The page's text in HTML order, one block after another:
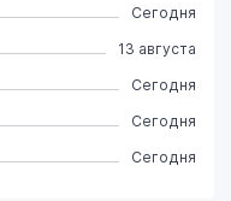
Сегодня
13 августа
Сегодня
Сегодня
Сегодня